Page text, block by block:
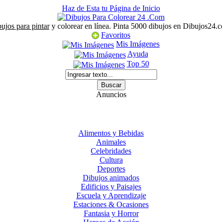
Haz de Esta tu Página de Inicio
para pintary colorear en línea. Pinta 5000 dibujos en
Favoritos
Mis Imágenes
Ayuda
Top 50
Anuncios
Alimentos y Bebidas
Animales
Celebridades
Cultura
Deportes
Dibujos animados
Edificios y Paisajes
Escuela y Aprendizaje
Estaciones & Ocasiones
Fantasia y Horror